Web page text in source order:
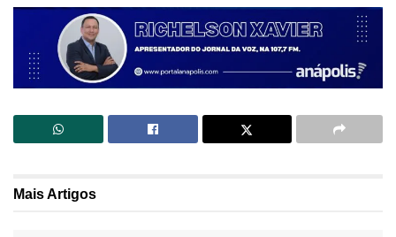
MaisArtigos